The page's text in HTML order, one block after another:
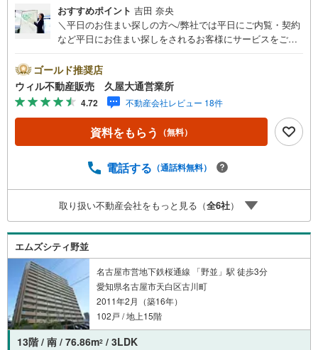
おすすめポイント 吉田 奈央
＼平日のお住まい探しの方へ/弊社では平日にご内覧・契約
など平日にお住まい探しをされるお客様にサービスをご用
時まで”毎日”営業しています。事前にご予約頂きましたら営
業時間外でのご内覧もご対応いたします。＼本物件の他に
も気になる物件がある方へ/不動産業者間で不動産情報が共
有されているので、名古屋市全域や、その他隣接エリアで
もご内覧が可能です！ 【ウィル不動産販売 久屋大通営業
所】◎地下鉄東山線「栄」駅7A出口から徒歩1分、名城線
ズスペースあり◎営業時間 10:00～19:00（定休日無し） 上
を見学する（無料）」ボタンよりご希望の日時をご記入い
ただけますとスムーズにご案内が可能です。
ゴールド推奨店
ウィル不動産販売 久屋大通営業所
4.72 不動産会社レビュー 18件
資料をもらう （無料）
電話する （通話料無料）
取り扱い不動産会社をもっと見る（全6社）
エムズシティ野並
名古屋市営地下鉄桜通線 「野並」駅 徒歩3分
愛知県名古屋市天白区古川町
2011年2月（築16年）
102戸 / 地上15階
13階 / 南 / 76.86m2 / 3LDK